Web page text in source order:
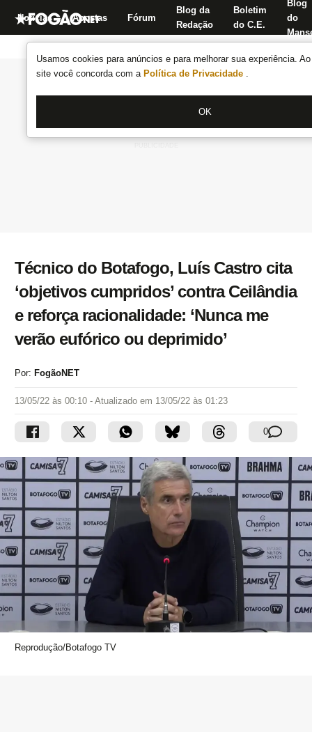
Usamos cookies para anúncios e para melhorar sua experiência.
site você concorda com a Política de Privacidade .
OK
Notícias Apostas Fórum
Blog da
Redação
Boletim
do C.E.
Blog
do
Técnico do Botafogo, Luís Castro cita
‘objetivos cumpridos’ contra Ceilândia
e reforça racionalidade: ‘Nunca me
verão eufórico ou deprimido’
Por: FogãoNET
13/05/22 às 00:10 - Atualizado em 13/05/22 às 01:23
0
Reprodução/Botafogo TV